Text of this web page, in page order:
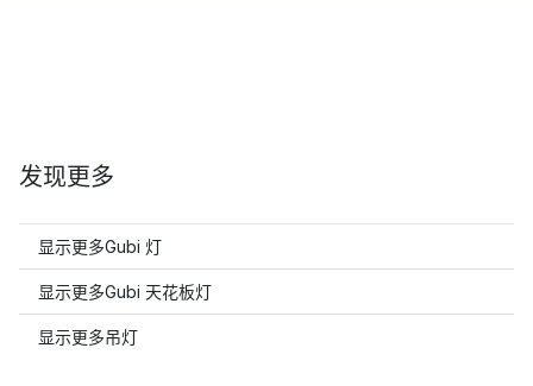
发现更多
显示更多Gubi 灯
显示更多Gubi 天花板灯
显示更多吊灯